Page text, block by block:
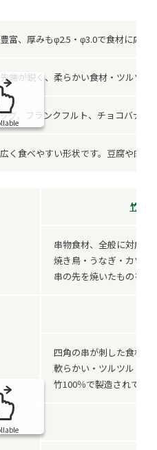
富、厚みもφ2.5・φ3.0で食材に応じ
端が鋭く、柔らかい食材・ツルツ
グ、フランクフルト、チョコバナナ
く食べやすい形状です。豆腐や肉
竹串
串物食材、全般に対応で
焼き鳥・うなぎ・カツ串
串の先を焼いたものを使
四角の串が刺した食材を
軟らかい・ツルツルした
竹100％で製造されてい